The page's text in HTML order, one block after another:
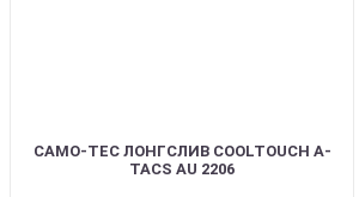
CAMO-TEC ЛОНГСЛИВ COOLTOUCH A-
TACS AU 2206